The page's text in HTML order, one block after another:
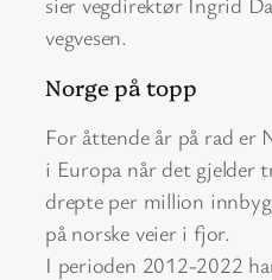
vegvesen.
Norge på topp
For åttende år på rad er
i Europa når det gjelder
drepte per million
på norske veier i fjor.
I perioden 2012-2022